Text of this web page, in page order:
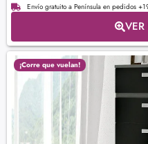
Envío gratuito a Península en pedidos
VER
¡Corre que vuelan!